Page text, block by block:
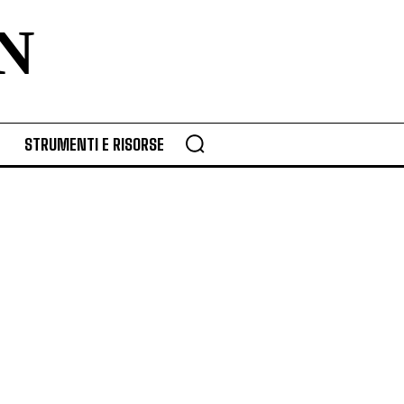
STRUMENTI E RISORSE